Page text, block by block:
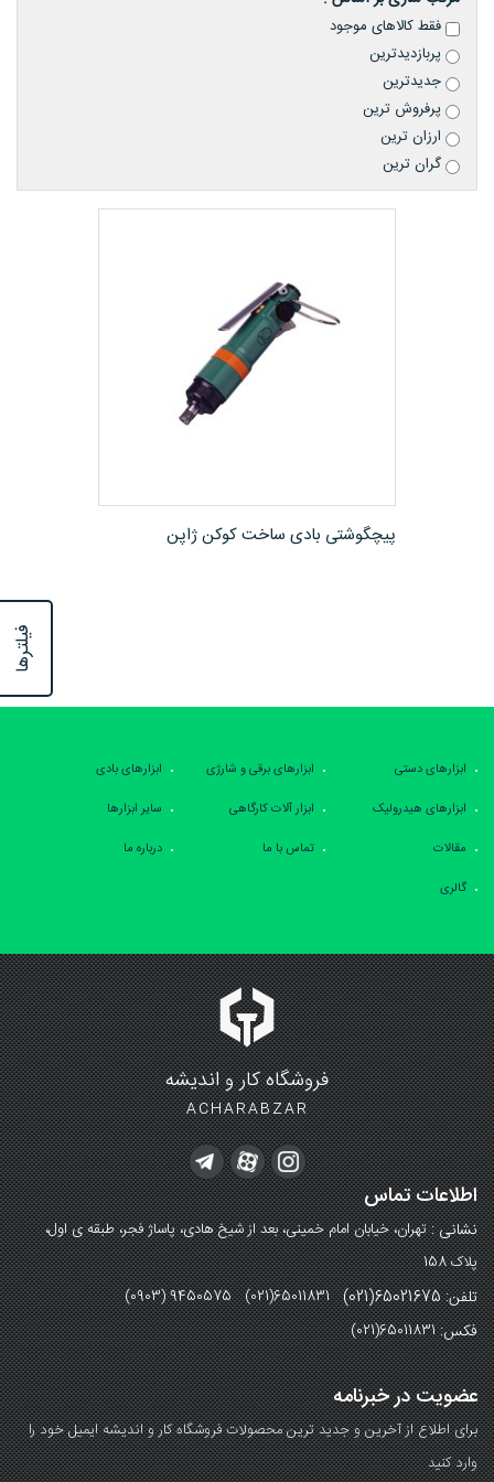
فیلترها
فقط کالاهای موجود
پربازدیدترین
جدیدترین
پرفروش ترین
ارزان ترین
گران ترین
مشاهده محصول
پیچگوشتی بادی ساخت کوکن ژاپن
ابزارهای دستی ابزارهای برقی و شارژی
ابزارهای بادی
ابزارهای هیدرولیک
ابزار آلات کارگاهی
سایر ابزارها
مقالات
تماس با ما
درباره ما
گالری
فروشگاه کار و اندیشه
ACHARABZAR
اطلاعات تماس
نشانی :تهران، خیابان امام خمینی، بعد از شیخ هادی، پاساژ فجر، طبقه ی اول،
پلاک 158
تلفن: 65021675(021) (0903) 9450575 (021)65011831
فکس:(021)65011831
عضویت در خبرنامه
برای اطلاع از آخرین و جدید ترین محصولات فروشگاه کار و اندیشه ایمیل خود را
وارد کنید